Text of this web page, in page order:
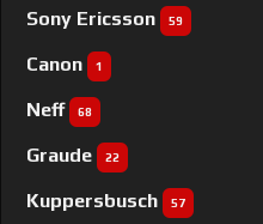
Sony Ericsson 59
Canon 1
Neff 68
Graude 22
Kuppersbusch 57